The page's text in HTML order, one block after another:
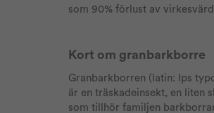
som 90% förlust av
Kort om granbarkborre
Granbarkborren (latin: Ips
är en träskadeinsekt, en liten
som tillhör familjen